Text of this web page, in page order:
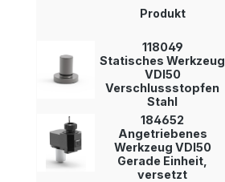
Produkt
118049
Statisches Werkzeug
VDI50
Verschlussstopfen
Stahl
184652
Angetriebenes
Werkzeug VDI50
Gerade Einheit,
versetzt